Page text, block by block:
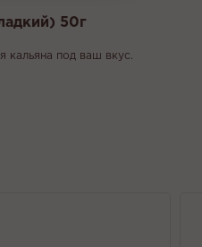
50г
под ваш вкус.